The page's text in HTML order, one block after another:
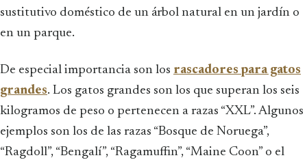
sustitutivo doméstico de un árbol natural en un jardín o
en un parque.
De especial importancia son los rascadores para gatos
grandes. Los gatos grandes son los que superan los seis
kilogramos de peso o pertenecen a razas “XXL”. Algunos
ejemplos son los de las razas “Bosque de Noruega”,
“Ragdoll”, “Bengalí”, “Ragamuffin”, “Maine Coon” o el